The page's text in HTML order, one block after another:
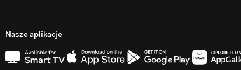
Nasze aplikacje